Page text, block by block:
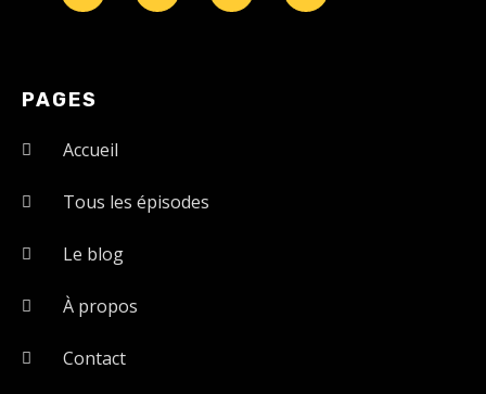
PAGES
Accueil
Tous les épisodes
Le blog
À propos
Contact